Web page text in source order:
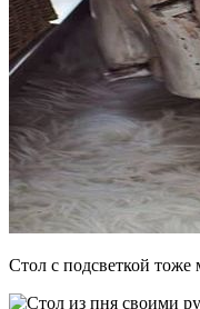
Стол с подсветкой тоже